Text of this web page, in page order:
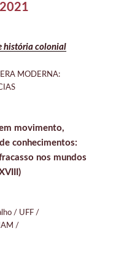
história colonial
MODERNA:
movimento,
conhecimentos:
nos mundos
/ UFF /
/